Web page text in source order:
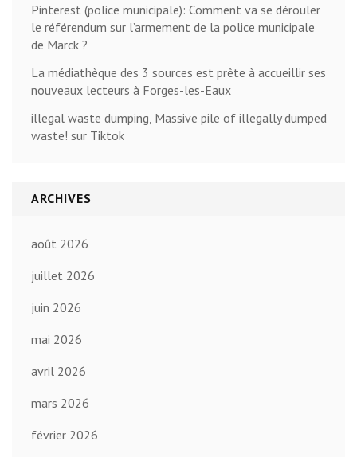
Pinterest (police municipale): Comment va se dérouler
le référendum sur l’armement de la police municipale
de Marck ?
La médiathèque des 3 sources est prête à accueillir ses
nouveaux lecteurs à Forges-les-Eaux
illegal waste dumping, Massive pile of illegally dumped
waste! sur Tiktok
ARCHIVES
août 2026
juillet 2026
juin 2026
mai 2026
avril 2026
mars 2026
février 2026